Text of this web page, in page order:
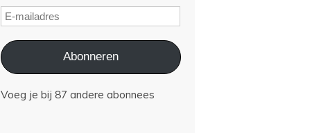
Abonneren
Voeg je bij 87 andere abonnees